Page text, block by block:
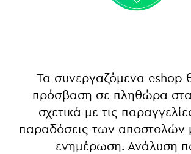
Τα συνεργαζόμενα eshop
πρόσβαση σε πληθώρα
σχετικά με τις
παραδόσεις των αποστολών
ενημέρωση. Ανάλυση